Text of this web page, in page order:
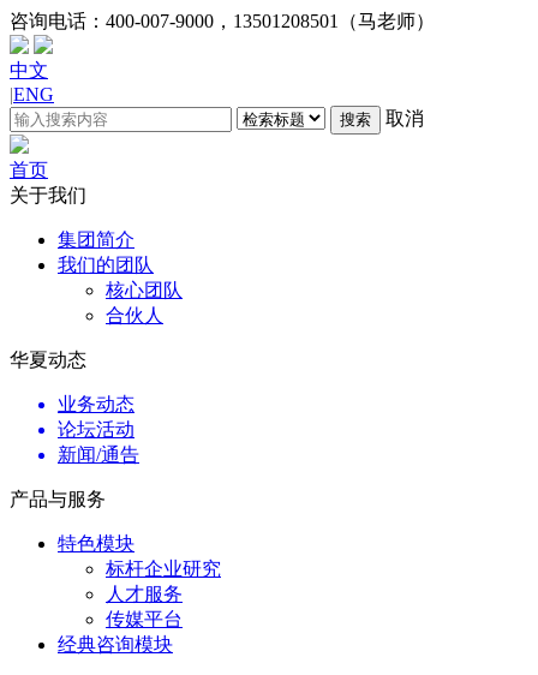
咨询电话： 400-007-9000，13501208501（马老师）
中文
|ENG
搜索 取消
首页
关于我们
集团简介
我们的团队
核心团队
合伙人
华夏动态
业务动态
论坛活动
新闻/通告
产品与服务
特色模块
标杆企业研究
人才服务
传媒平台
经典咨询模块